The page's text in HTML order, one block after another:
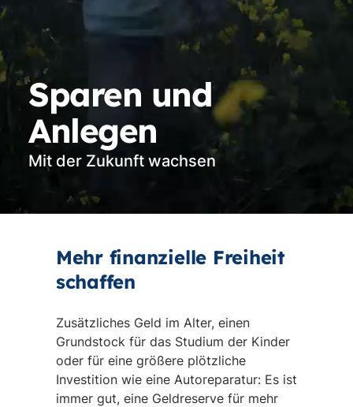
Sparen und
Anlegen
Mit der Zukunft wachsen
Mehr finanzielle Freiheit
schaffen
Zusätzliches Geld im Alter, einen
Grundstock für das Studium der Kinder
oder für eine größere plötzliche
Investition wie eine Autoreparatur: Es ist
immer gut, eine Geldreserve für mehr